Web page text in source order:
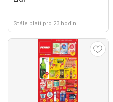
Stále platí pro 23 hodin